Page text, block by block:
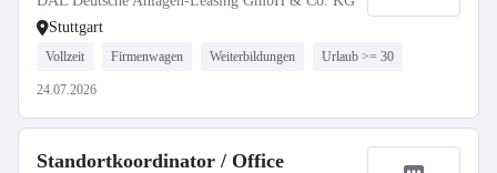
Stuttgart
Vollzeit Firmenwagen Weiterbildungen Urlaub >= 30
24.07.2026
Standortkoordinator / Office